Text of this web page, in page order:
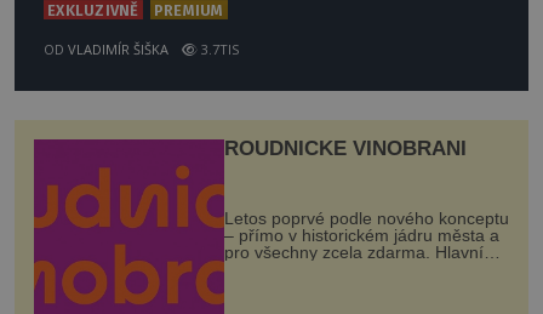
EXKLUZIVNĚ PREMIUM
OD VLADIMÍR ŠIŠKA 3.7TIS
ROUDNICKÉ VINOBRANÍ
Letos poprvé podle nového konceptu
– přímo v historickém jádru města a
pro všechny zcela zdarma. Hlavní
program se odehraje na Karlově a
mohou těšit na víno, burčák, pes...